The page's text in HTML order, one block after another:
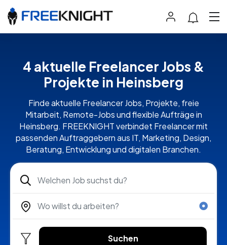
4 aktuelle Freelancer Jobs &
Projekte in Heinsberg
Finde aktuelle Freelancer Jobs, Projekte, freie
Mitarbeit, Remote-Jobs und flexible Aufträge in
Heinsberg. FREEKNIGHT verbindet Freelancer mit
passenden Auftraggebern aus IT, Marketing, Design,
Beratung, Entwicklung und digitalen Branchen.
Suchen